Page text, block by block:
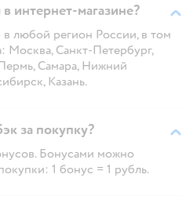
интернет-магазине?
любой регион России, в том
Москва, Санкт-Петербург,
Самара, Нижний
Казань.
за покупку?
Бонусами можно
1 бонус = 1 рубль.